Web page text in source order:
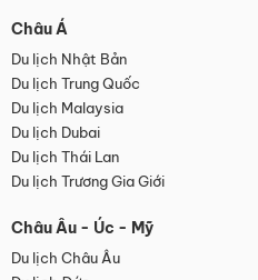
Châu Á
Du lịch Nhật Bản
Du lịch Trung Quốc
Du lịch Malaysia
Du lịch Dubai
Du lịch Thái Lan
Du lịch Trương Gia Giới
Châu Âu - Úc - Mỹ
Du lịch Châu Âu